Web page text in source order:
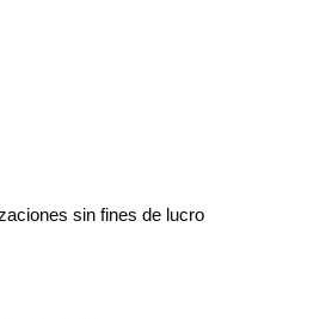
sin fines de lucro